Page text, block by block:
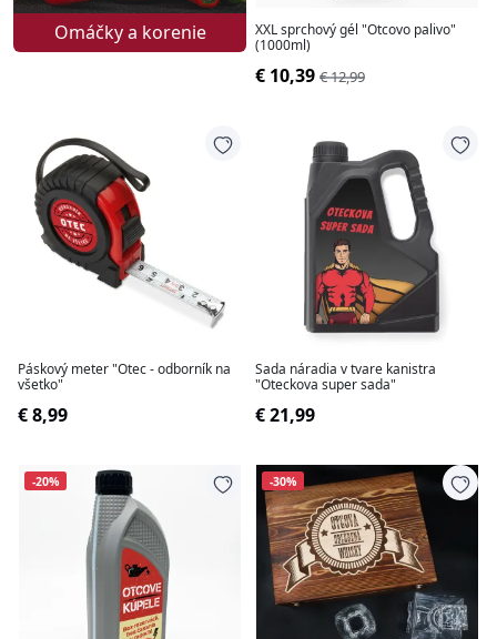
Omáčky a korenie
XXL sprchový gél "Otcovo palivo"
(1000ml)
€ 10,39 € 12,99
Páskový meter "Otec - odborník na
všetko"
€ 8,99
Sada náradia v tvare kanistra
"Oteckova super sada"
€ 21,99
-20% -30%